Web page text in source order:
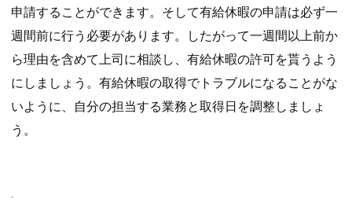
申請することができます。そして有給休暇の申請は必ず一
週間前に行う必要があります。したがって一週間以上前か
ら理由を含めて上司に相談し、有給休暇の許可を貰うよう
にしましょう。有給休暇の取得でトラブルになることがな
いように、自分の担当する業務と取得日を調整しましょ
う。